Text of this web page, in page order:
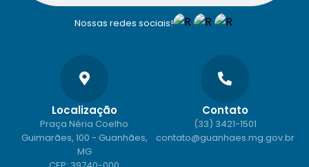
Nossas redes sociais!
Localização
Praça Néria Coelho
Guimarães, 100 - Guanhães,
MG
Contato
(33) 3421-1501
contato@guanhaes.mg.gov.br